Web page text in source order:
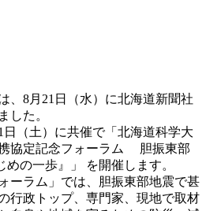
、8月21日（水）に北海道新聞社
した。
日（土）に共催で「北海道科学大
協定記念フォーラム 胆振東部
の一歩』」 を開催します。
ーラム」では、胆振東部地震で甚
行政トップ、専門家、現地で取材